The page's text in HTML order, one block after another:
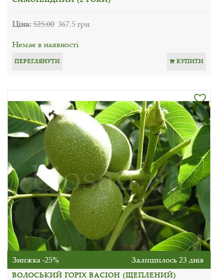
Ціна:525.00 367.5 грн
Немає в наявності
ПЕРЕГЛЯНУТИ КУПИТИ
Знижка -25% Залишилось 23 днів
ВОЛОСЬКИЙ ГОРІХ ВАСІОН (ЩЕПЛЕНИЙ)